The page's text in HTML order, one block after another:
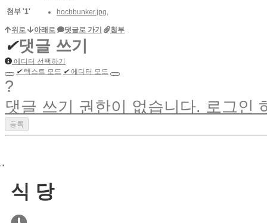
첨부 '1' hochbunker.jpg,
위로 아래로 댓글로 가기 첨부
✔댓글 쓰기
에디터 선택하기
✔ 텍스트 모드 ✔에디터 모드
?
댓글 쓰기 권한이 없습니다. 로그인
식 당